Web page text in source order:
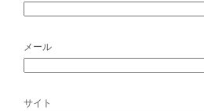
メール
サイト